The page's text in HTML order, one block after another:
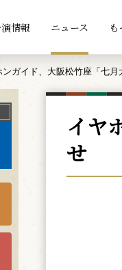
情報 ニュース
ンガイド、大阪松竹座「七
イヤ
せ